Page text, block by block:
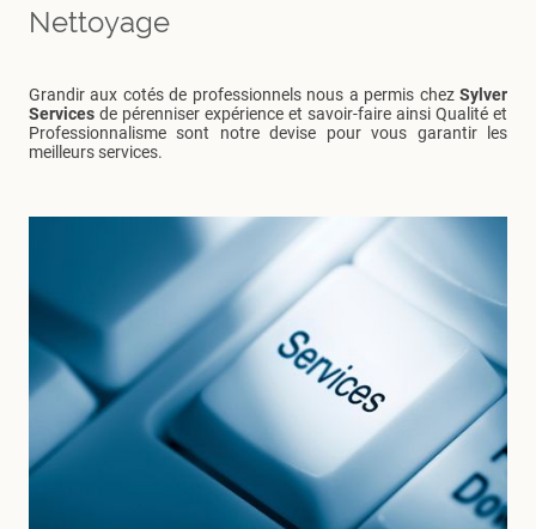
Nettoyage
Grandir aux cotés de professionnels nous a permis chez Sylver
Services de pérenniser expérience et savoir-faire ainsi Qualité et
Professionnalisme sont notre devise pour vous garantir les
meilleurs services.